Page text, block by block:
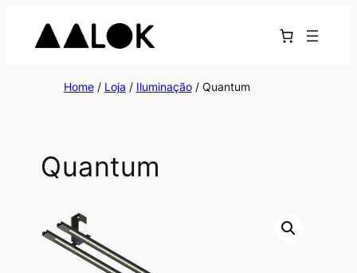
Home/ Loja / Iluminação/ Quantum
Quantum